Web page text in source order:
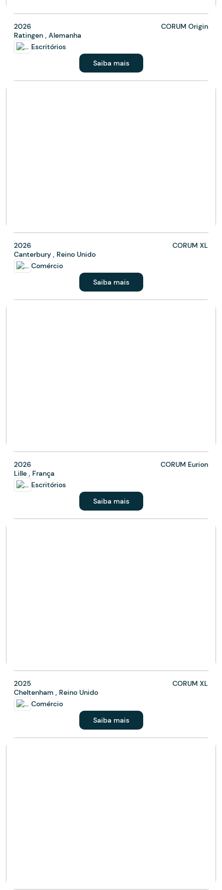
2026
CORUM Origin
Ratingen , Alemanha
Escritórios
Saiba mais
2026
CORUM XL
Canterbury , Reino Unido
Comércio
Saiba mais
2026
CORUM Eurion
Lille , França
Escritórios
Saiba mais
2025
CORUM XL
Cheltenham , Reino Unido
Comércio
Saiba mais